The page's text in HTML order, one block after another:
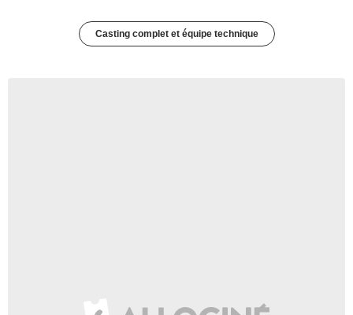
Casting complet et équipe technique